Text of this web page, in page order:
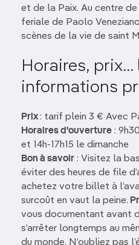
et de la Paix. Au centre
feriale de Paolo
scènes de la vie de saint
Horaires, prix...
informations
Prix: tarif plein 3 € Avec
Horaires d'ouverture :
et 14h-17h15 le dimanche
Bon à savoir : Visitez la
éviter des heures de file
achetez votre billet à
surcoût en vaut la peine.
vous documentant avant
s’arrêter longtemps au
du monde. N’oubliez pas